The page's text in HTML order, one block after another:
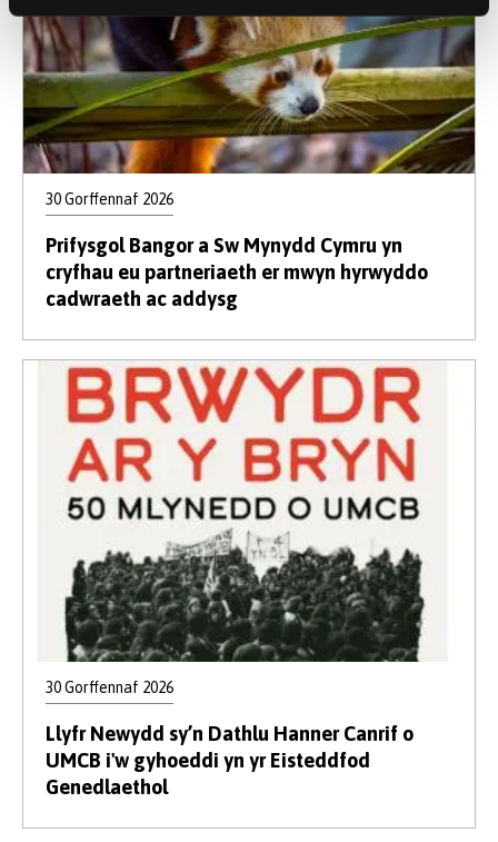
30 Gorffennaf 2026
Prifysgol Bangor a Sw Mynydd Cymru yn
cryfhau eu partneriaeth er mwyn hyrwyddo
cadwraeth ac addysg
30 Gorffennaf 2026
Llyfr Newydd sy’n Dathlu Hanner Canrif o
UMCB i'w gyhoeddi yn yr Eisteddfod
Genedlaethol